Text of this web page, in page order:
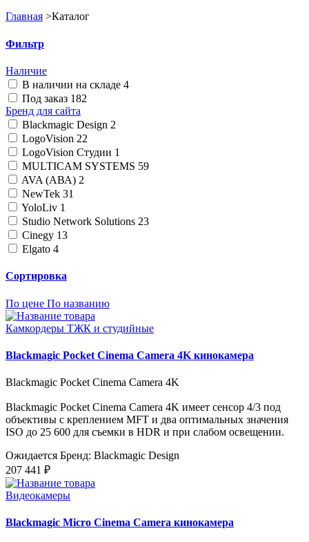
Главная >Каталог
Фильтр
Наличие
В наличии на складе 4
Под заказ 182
Бренд для сайта
Blackmagic Design 2
LogoVision 22
LogoVision Студии 1
MULTICAM SYSTEMS 59
AVA (АВА) 2
NewTek 31
YoloLiv 1
Studio Network Solutions 23
Cinegy 13
Elgato 4
Сортировка
По цене По названию
Камкордеры ТЖК и студийные
Blackmagic Pocket Cinema Camera 4K кинокамера
Blackmagic Pocket Cinema Camera 4K
Blackmagic Pocket Cinema Camera 4K имеет сенсор 4/3 под
объективы с креплением MFT и два оптимальных значения
ISO до 25 600 для съемки в HDR и при слабом освещении.
Ожидается Бренд: Blackmagic Design
207 441 ₽
Видеокамеры
Blackmagic Micro Cinema Camera кинокамера